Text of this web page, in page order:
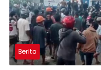
Berita